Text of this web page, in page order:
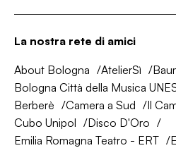
La nostra rete di amici
About Bologna AtelierSì
Bologna Città della Musica
Berberè
Camera a Sud Il
Cubo Unipol
Disco D'Oro
Emilia Romagna Teatro - ERT